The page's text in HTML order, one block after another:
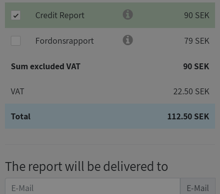
Credit Report 90 SEK
Fordonsrapport 79 SEK
Sum excluded VAT 90 SEK
VAT 22.50 SEK
Total 112.50 SEK
The report will be delivered to
E-Mail